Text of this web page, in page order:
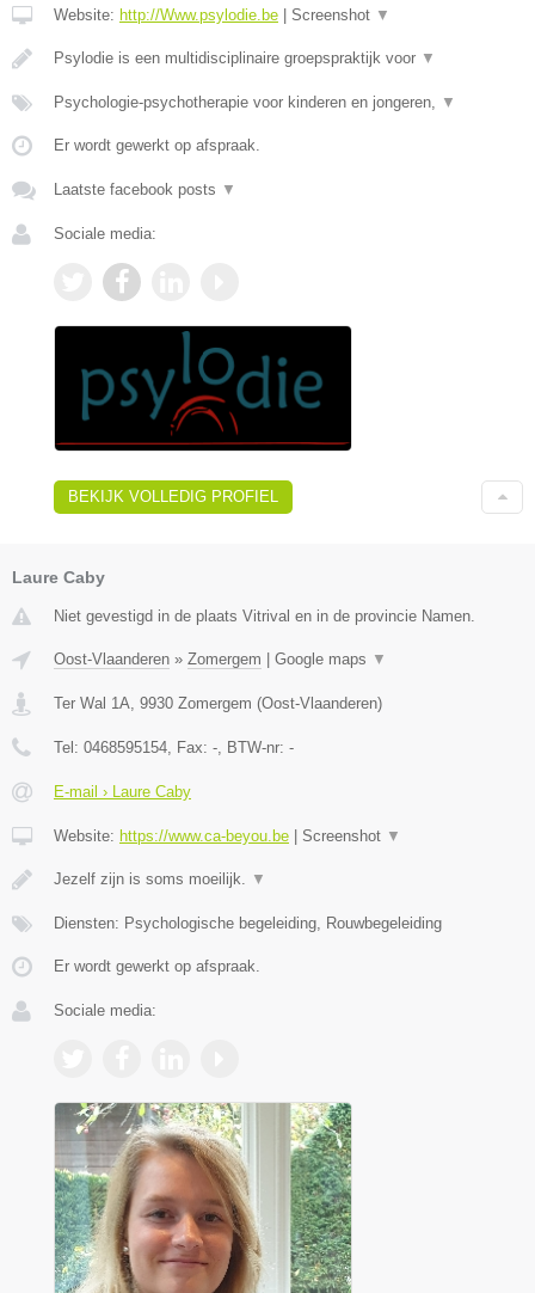
Website: http://Www.psylodie.be Screenshot ▼
Psylodie is een multidisciplinaire groepspraktijk voor ▼
Psychologie-psychotherapie voor kinderen en jongeren, ▼
Er wordt gewerkt op afspraak.
Laatste facebook posts ▼
Sociale media:
BEKIJK VOLLEDIG PROFIEL
Laure Caby
Niet gevestigd in de plaats Vitrival en in de provincie Namen.
Oost-Vlaanderen » Zomergem Google maps ▼
Ter Wal 1A, 9930 Zomergem (Oost-Vlaanderen)
Tel: 0468595154, Fax: -, BTW-nr: -
E-mail › Laure Caby
Website: https://www.ca-beyou.be Screenshot ▼
Jezelf zijn is soms moeilijk. ▼
Diensten: Psychologische begeleiding, Rouwbegeleiding
Er wordt gewerkt op afspraak.
Sociale media: